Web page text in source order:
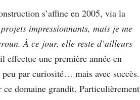
s’affine en 2005, via la
impressionnants, mais je me
À ce jour, elle reste d’ailleurs
effectue une première année en
par curiosité… mais avec succès.
ce domaine grandit. Particulièrement